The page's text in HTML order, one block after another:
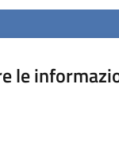
le